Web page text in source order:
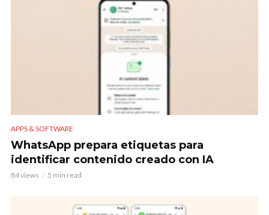
APPS & SOFTWARE
WhatsApp prepara etiquetas para
identificar contenido creado con IA
84 views 5 min read